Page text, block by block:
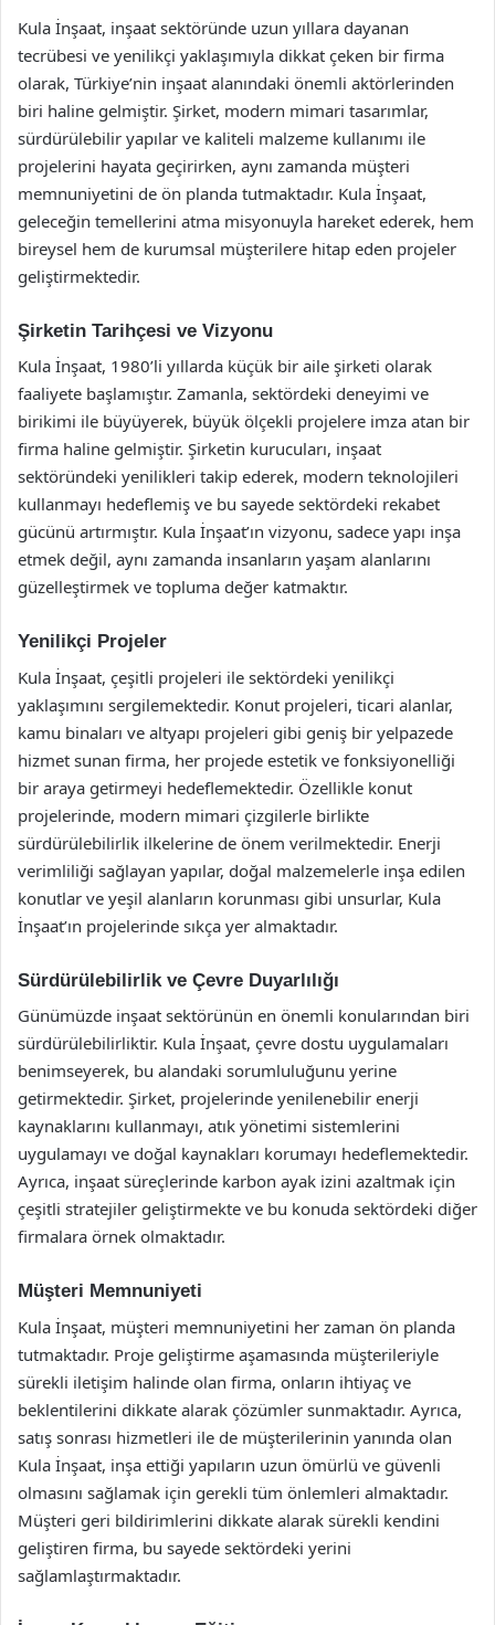
Kula İnşaat, inşaat sektöründe uzun yıllara dayanan
tecrübesi ve yenilikçi yaklaşımıyla dikkat çeken bir firma
olarak, Türkiye’nin inşaat alanındaki önemli aktörlerinden
biri haline gelmiştir. Şirket, modern mimari tasarımlar,
sürdürülebilir yapılar ve kaliteli malzeme kullanımı ile
projelerini hayata geçirirken, aynı zamanda müşteri
memnuniyetini de ön planda tutmaktadır. Kula İnşaat,
geleceğin temellerini atma misyonuyla hareket ederek, hem
bireysel hem de kurumsal müşterilere hitap eden projeler
geliştirmektedir.
Şirketin Tarihçesi ve Vizyonu
Kula İnşaat, 1980’li yıllarda küçük bir aile şirketi olarak
faaliyete başlamıştır. Zamanla, sektördeki deneyimi ve
birikimi ile büyüyerek, büyük ölçekli projelere imza atan bir
firma haline gelmiştir. Şirketin kurucuları, inşaat
sektöründeki yenilikleri takip ederek, modern teknolojileri
kullanmayı hedeflemiş ve bu sayede sektördeki rekabet
gücünü artırmıştır. Kula İnşaat’ın vizyonu, sadece yapı inşa
etmek değil, aynı zamanda insanların yaşam alanlarını
güzelleştirmek ve topluma değer katmaktır.
Yenilikçi Projeler
Kula İnşaat, çeşitli projeleri ile sektördeki yenilikçi
yaklaşımını sergilemektedir. Konut projeleri, ticari alanlar,
kamu binaları ve altyapı projeleri gibi geniş bir yelpazede
hizmet sunan firma, her projede estetik ve fonksiyonelliği
bir araya getirmeyi hedeflemektedir. Özellikle konut
projelerinde, modern mimari çizgilerle birlikte
sürdürülebilirlik ilkelerine de önem verilmektedir. Enerji
verimliliği sağlayan yapılar, doğal malzemelerle inşa edilen
konutlar ve yeşil alanların korunması gibi unsurlar, Kula
İnşaat’ın projelerinde sıkça yer almaktadır.
Sürdürülebilirlik ve Çevre Duyarlılığı
Günümüzde inşaat sektörünün en önemli konularından biri
sürdürülebilirliktir. Kula İnşaat, çevre dostu uygulamaları
benimseyerek, bu alandaki sorumluluğunu yerine
getirmektedir. Şirket, projelerinde yenilenebilir enerji
kaynaklarını kullanmayı, atık yönetimi sistemlerini
uygulamayı ve doğal kaynakları korumayı hedeflemektedir.
Ayrıca, inşaat süreçlerinde karbon ayak izini azaltmak için
çeşitli stratejiler geliştirmekte ve bu konuda sektördeki diğer
firmalara örnek olmaktadır.
Müşteri Memnuniyeti
Kula İnşaat, müşteri memnuniyetini her zaman ön planda
tutmaktadır. Proje geliştirme aşamasında müşterileriyle
sürekli iletişim halinde olan firma, onların ihtiyaç ve
beklentilerini dikkate alarak çözümler sunmaktadır. Ayrıca,
satış sonrası hizmetleri ile de müşterilerinin yanında olan
Kula İnşaat, inşa ettiği yapıların uzun ömürlü ve güvenli
olmasını sağlamak için gerekli tüm önlemleri almaktadır.
Müşteri geri bildirimlerini dikkate alarak sürekli kendini
geliştiren firma, bu sayede sektördeki yerini
sağlamlaştırmaktadır.